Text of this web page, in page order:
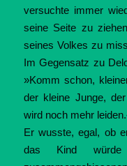
versuchte immer
seine Seite zu
seines Volkes zu
Im Gegensatz zu
»Komm schon,
der kleine Junge,
wird noch mehr
Er wusste, egal, ob
das Kind